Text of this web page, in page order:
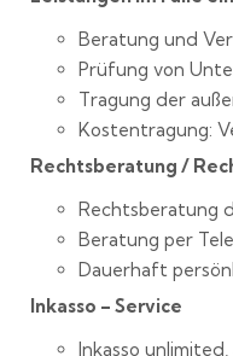
Beratung und
Prüfung von
Tragung der
Kostentragung:
Rechtsberatung /
Rechtsberatung
Beratung per
Dauerhaft
Inkasso – Service
Inkasso